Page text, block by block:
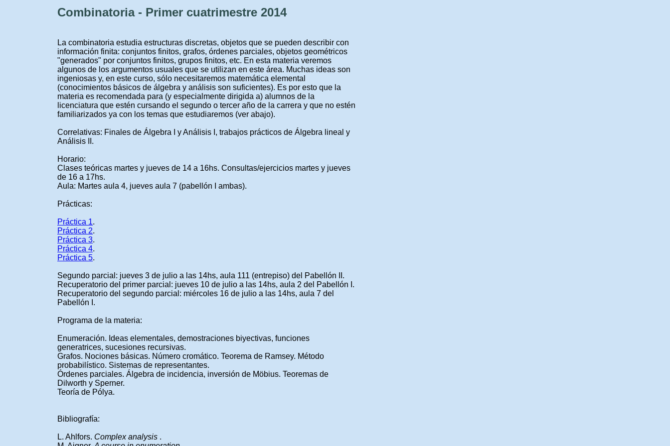
Combinatoria - Primer cuatrimestre 2014
La combinatoria estudia estructuras discretas, objetos que se pueden describir con
información finita: conjuntos finitos, grafos, órdenes parciales, objetos geométricos
"generados" por conjuntos finitos, grupos finitos, etc. En esta materia veremos
algunos de los argumentos usuales que se utilizan en este área. Muchas ideas son
ingeniosas y, en este curso, sólo necesitaremos matemática elemental
(conocimientos básicos de álgebra y análisis son suficientes). Es por esto que la
materia es recomendada para (y especialmente dirigida a) alumnos de la
licenciatura que estén cursando el segundo o tercer año de la carrera y que no estén
familiarizados ya con los temas que estudiaremos (ver abajo).
Correlativas: Finales de Álgebra I y Análisis I, trabajos prácticos de Álgebra lineal y
Análisis II.
Horario:
Clases teóricas martes y jueves de 14 a 16hs. Consultas/ejercicios martes y jueves
de 16 a 17hs.
Aula: Martes aula 4, jueves aula 7 (pabellón I ambas).
Prácticas:
Práctica 1.
Práctica 2.
Práctica 3.
Práctica 4.
Práctica 5.
Segundo parcial: jueves 3 de julio a las 14hs, aula 111 (entrepiso) del Pabellón II.
Recuperatorio del primer parcial: jueves 10 de julio a las 14hs, aula 2 del Pabellón I.
Recuperatorio del segundo parcial: miércoles 16 de julio a las 14hs, aula 7 del
Pabellón I.
Programa de la materia:
Enumeración. Ideas elementales, demostraciones biyectivas, funciones
generatrices, sucesiones recursivas.
Grafos. Nociones básicas. Número cromático. Teorema de Ramsey. Método
probabilístico. Sistemas de representantes.
Órdenes parciales. Álgebra de incidencia, inversión de Möbius. Teoremas de
Dilworth y Sperner.
Teoría de Pólya.
Bibliografía:
L. Ahlfors. Complex analysis .